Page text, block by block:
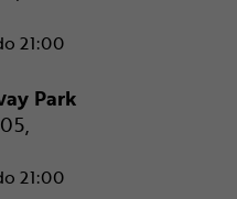
21:00
- Morski Park
Park
21:00